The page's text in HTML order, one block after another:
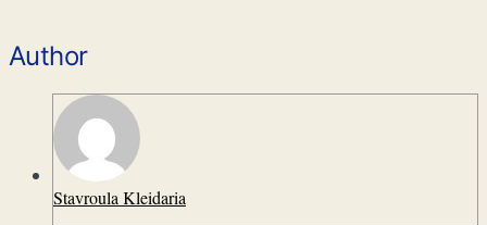
Author
Stavroula Kleidaria